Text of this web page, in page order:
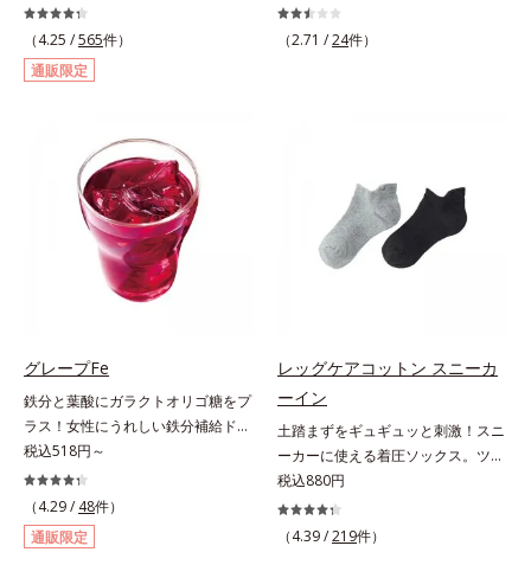
しがちな栄養素に着目。ぽいっとひ
と口補いやすい６種類の「キレイの
素」、タブレットタイプのサプリメ
ントシリーズです。女性の不足栄養
＆葉酸」、独自加工のビタミンCで
キレイと健康をサポートする「ビタ
ミンC＆ビタミンB2」、スムーズな
リズムづくりで快調を目指す「オリ
ゴ糖＆酵素」、いつだってイキイ
キ、あなたらしい表情をサポートす
る「ビタミンB群＆アミノ酸」、ス
クリアな1日のスタートに「ビタミ
ンA＆ルテイン」、紫外線を気にか
ける女性こそ不足しやすい栄養素を
チャージして、安定した美しさをサ
ポートする「カルシウム＆ビタミン
D」の全６種類。体の中からキレイ
の土台を整え、美しさの次の一歩を
引き出します。水なしでOK、持ち
（4.25 /565件）
通販限定
バー（除光液）です。アセトンフリ
ー処方で、さらに6種(*)のネイルケ
ンチフォリアバラ花エキス、カミツ
レ花エキス
（2.71 /24件）
グレープFe
鉄分と葉酸にガラクトオリゴ糖をプ
ラス！女性にうれしい鉄分補給ドリ
ンク。1本に、ほうれん草約2.1束分
(*)の鉄分と、葉酸とガラクトオリゴ
糖を配合した、飲みやすい鉄分補給
ドリンクです。女性特有の周期をラ
クにサポートする3つの成分を凝縮
税込518円～
（4.29 / 48件）
通販限定
レッグケアコットン スニーカ
ーイン
土踏まずをギュギュッと刺激！スニ
ーカーに使える着圧ソックス。ツボ
押し効果でここちいい！スニーカー
に最適な、くるぶし丈の着圧ソック
スです。土踏まず部分がリブ編み
税込880円
（4.39 /219件）